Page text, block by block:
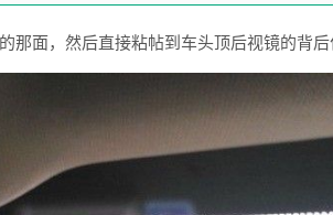
面，然后直接粘帖到车头顶后视镜的背后